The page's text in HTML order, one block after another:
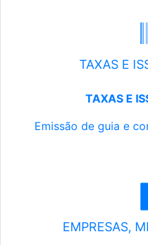
TAXAS E
TAXAS E
Emissão de guia e
EMPRESAS,